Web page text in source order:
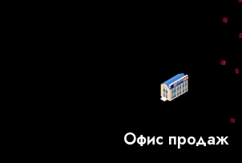
Офис продаж